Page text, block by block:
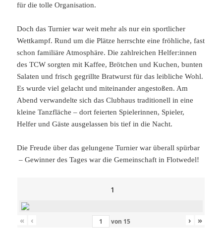
für die tolle Organisation.
Doch das Turnier war weit mehr als nur ein sportlicher
Wettkampf. Rund um die Plätze herrschte eine fröhliche, fast
schon familiäre Atmosphäre. Die zahlreichen Helfer:innen
des TCW sorgten mit Kaffee, Brötchen und Kuchen, bunten
Salaten und frisch gegrillte Bratwurst für das leibliche Wohl.
Es wurde viel gelacht und miteinander angestoßen. Am
Abend verwandelte sich das Clubhaus traditionell in eine
kleine Tanzfläche – dort feierten Spielerinnen, Spieler,
Helfer und Gäste ausgelassen bis tief in die Nacht.
Die Freude über das gelungene Turnier war überall spürbar
– Gewinner des Tages war die Gemeinschaft in Flotwedel!
1
« ‹ von 15 › »